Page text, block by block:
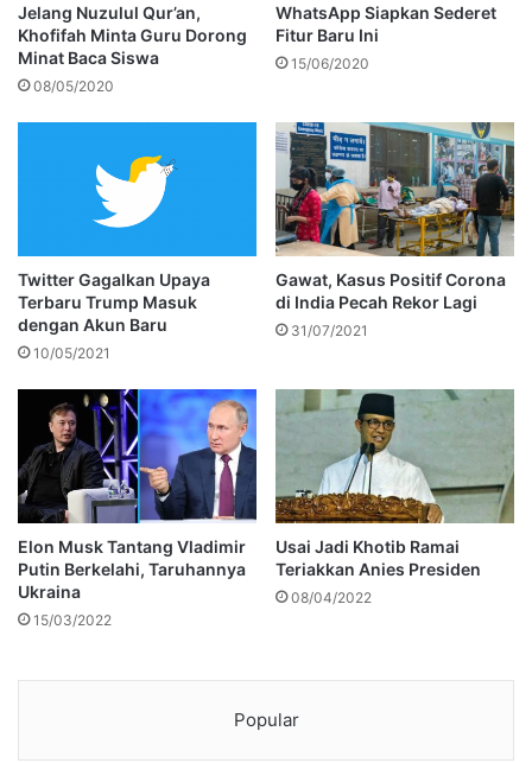
Jelang Nuzulul Qur’an,
Khofifah Minta Guru Dorong
Minat Baca Siswa
08/05/2020
WhatsApp Siapkan Sederet
Fitur Baru Ini
15/06/2020
Twitter Gagalkan Upaya
Terbaru Trump Masuk
dengan Akun Baru
10/05/2021
Gawat, Kasus Positif Corona
di India Pecah Rekor Lagi
31/07/2021
Elon Musk Tantang Vladimir
Putin Berkelahi, Taruhannya
Ukraina
15/03/2022
Usai Jadi Khotib Ramai
Teriakkan Anies Presiden
08/04/2022
Popular